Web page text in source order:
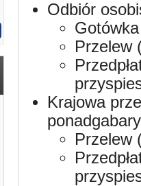
Odbiór
Przelew
Krajowa
Przelew